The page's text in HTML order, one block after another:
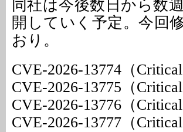
同社は今後数日から数
開していく予定。今回
おり。
CVE-2026-13774（Critical
CVE-2026-13775（Critical
CVE-2026-13776（Critical
CVE-2026-13777（Critical